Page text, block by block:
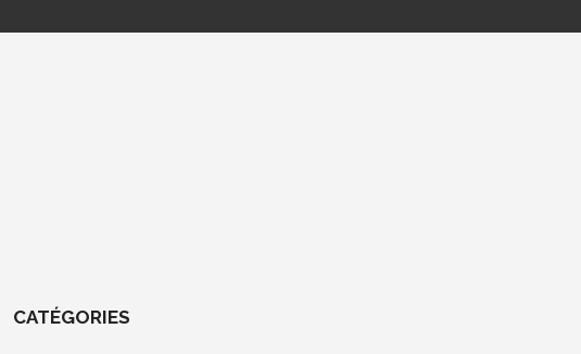
CATÉGORIES